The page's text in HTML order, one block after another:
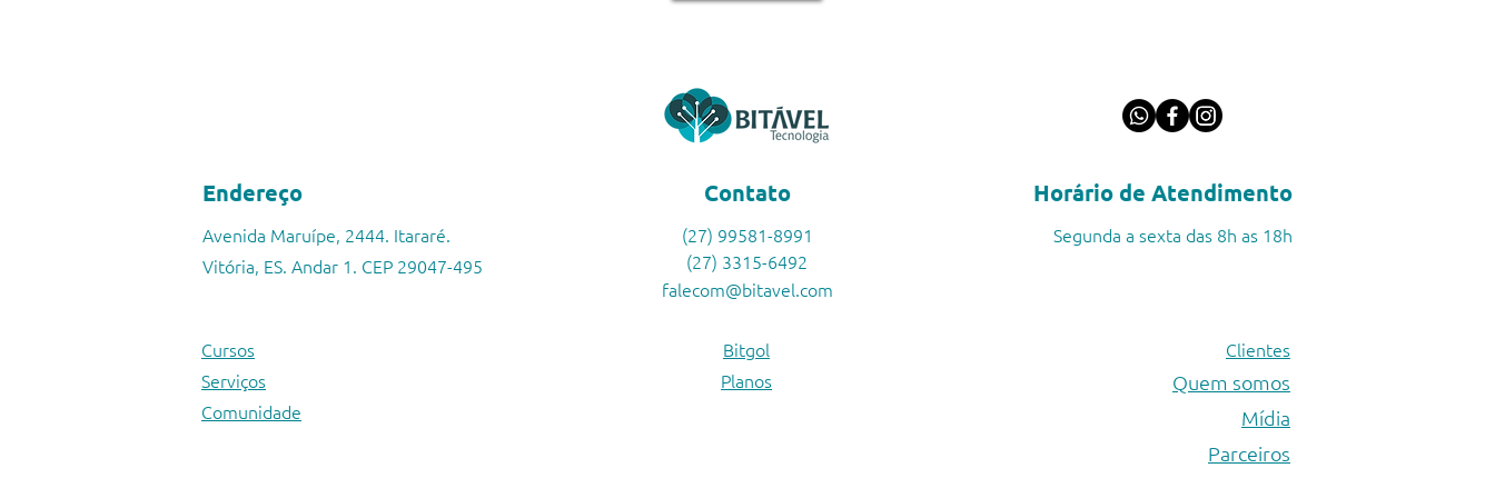
Endereço
Avenida Maruípe, 2444. Itararé.
Vitória, ES. Andar 1. CEP 29047-495
Cursos
Serviços
Comunidade
Contato
(27) 99581-8991
falecom@bitavel.com
(27) 3315-6492
Bitgol
Planos
Horário de Atendimento
Segunda a sexta das 8h as 18h
Clientes
Quem somos
Mídia
Parceiros